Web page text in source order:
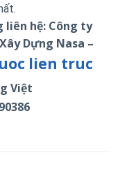
liên hệ: Công ty
Dựng Nasa –
lien truc
Việt